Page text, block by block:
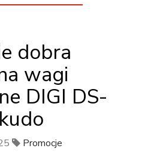
dobra
wagi
DIGI DS-
Promocje